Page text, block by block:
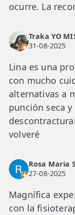
ocurre. La
Traka YO
31-08-2025
Lina es una
con mucho
alternativas a
punción seca
volveré
Rosa Maria
27-08-2025
Magnífica
con la